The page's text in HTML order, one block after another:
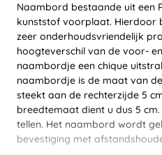
Naambord bestaande uit een
kunststof voorplaat. Hierdoor
zeer onderhoudsvriendelijk
hoogteverschil van de voor-
naambordje een chique
naambordje is de maat van
steekt aan de rechterzijde 5
breedtemaat dient u dus 5
tellen. Het naambord wordt
bevestiging met